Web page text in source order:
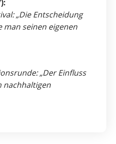
„Die Entscheidung
man seinen eigenen
„Der Einfluss
nachhaltigen